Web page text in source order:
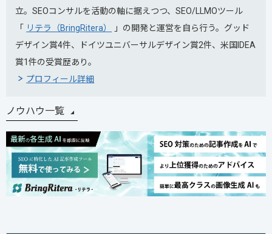
立。SEOコンサルを活動の軸に据えつつ、SEO/LLMOツール
「
リテラ（BringRitera）
」の開発と運営を自ら行う。グッド
デザイン賞4件、ドイツユニバーサルデザイン賞2件、米国IDEA
賞1件の受賞歴あり。
プロフィール詳細
ノウハウ一覧